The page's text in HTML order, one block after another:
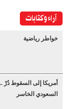
آراء وكتابات
خواطر رياضية
أمريكا إلى السقوط دُرْ
السعودي الخاسر